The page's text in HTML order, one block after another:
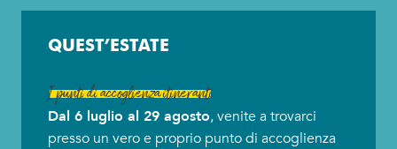
QUEST’ESTATE
I punti di accoglienza itineranti
Dal 6 luglio al 29 agosto, venite a trovarci
presso un vero e proprio punto di accoglienza